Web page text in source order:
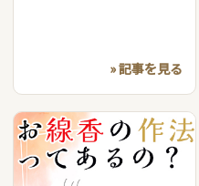
» 記事を見る